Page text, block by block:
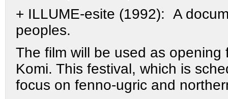
+ ILLUME-esite (1992): A
peoples.
The film will be used as
Komi. This festival, which is
focus on fenno-ugric and